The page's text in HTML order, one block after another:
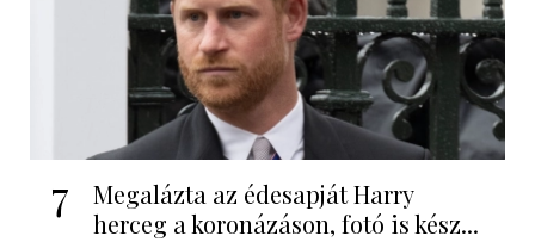
7
Megalázta az édesapját Harry
herceg a koronázáson, fotó is kész...